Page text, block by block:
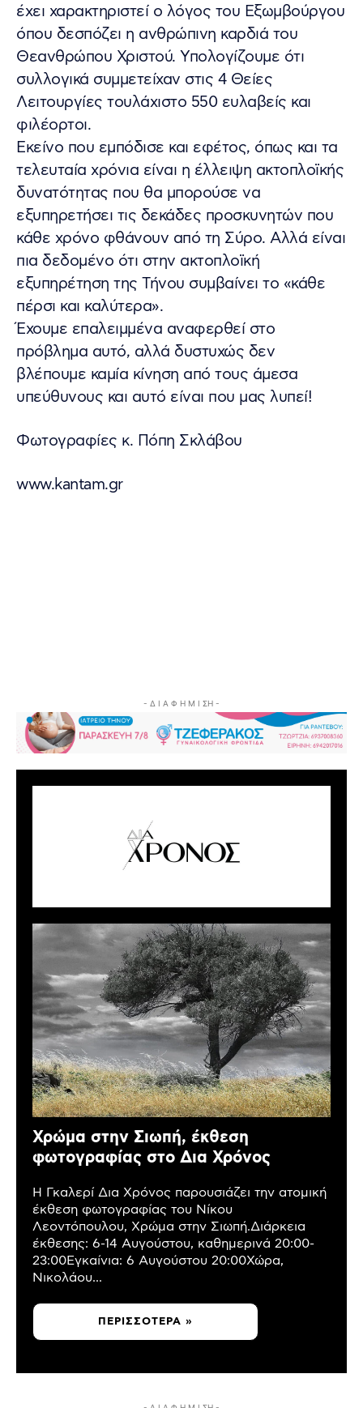
έχει χαρακτηριστεί ο λόγος του Εξωμβούργου
όπου δεσπόζει η ανθρώπινη καρδιά του
Θεανθρώπου Χριστού. Υπολογίζουμε ότι
συλλογικά συμμετείχαν στις 4 Θείες
Λειτουργίες τουλάχιστο 550 ευλαβείς και
φιλέορτοι.
Εκείνο που εμπόδισε και εφέτος, όπως και τα
τελευταία χρόνια είναι η έλλειψη ακτοπλοϊκής
δυνατότητας που θα μπορούσε να
εξυπηρετήσει τις δεκάδες προσκυνητών που
κάθε χρόνο φθάνουν από τη Σύρο. Αλλά είναι
πια δεδομένο ότι στην ακτοπλοϊκή
εξυπηρέτηση της Τήνου συμβαίνει το «κάθε
πέρσι και καλύτερα».
Έχουμε επαλειμμένα αναφερθεί στο
πρόβλημα αυτό, αλλά δυστυχώς δεν
βλέπουμε καμία κίνηση από τους άμεσα
υπεύθυνους και αυτό είναι που μας λυπεί!
Φωτογραφίες κ. Πόπη Σκλάβου
www.kantam.gr
- Δ Ι Α Φ Η Μ Ι ΣΗ -
Χρώμα στην Σιωπή, έκθεση
φωτογραφίας στο Δια Χρόνος
Η Γκαλερί Δια Χρόνος παρουσιάζει την ατομική
έκθεση φωτογραφίας του Νίκου
Λεοντόπουλου, Χρώμα στην Σιωπή.Διάρκεια
έκθεσης: 6-14 Αυγούστου, καθημερινά 20:00-
23:00Εγκαίνια: 6 Αυγούστου 20:00Χώρα,
Νικολάου...
ΠΕΡΙΣΣΌΤΕΡΑ »